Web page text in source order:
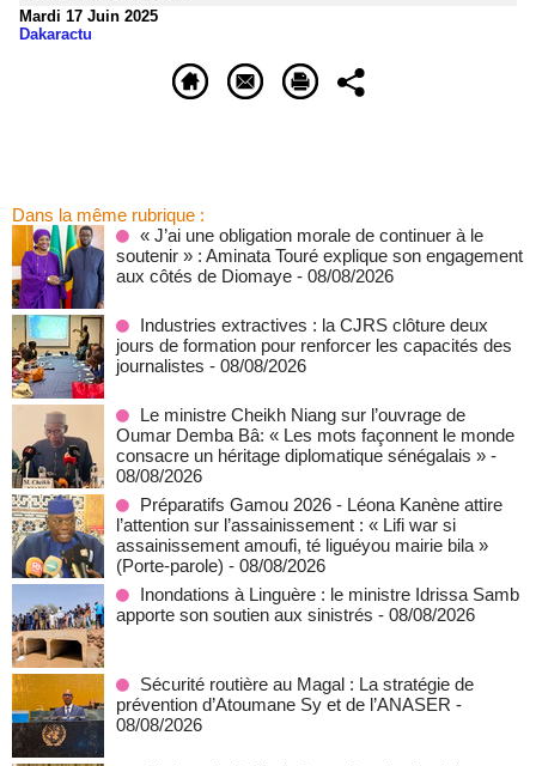
Mardi 17 Juin 2025
Dakaractu
Dans la même rubrique :
« J’ai une obligation morale de continuer à le
soutenir » : Aminata Touré explique son engagement
aux côtés de Diomaye - 08/08/2026
Industries extractives : la CJRS clôture deux
jours de formation pour renforcer les capacités des
journalistes - 08/08/2026
Le ministre Cheikh Niang sur l’ouvrage de
Oumar Demba Bâ: « Les mots façonnent le monde
consacre un héritage diplomatique sénégalais » -
08/08/2026
Préparatifs Gamou 2026 - Léona Kanène attire
l’attention sur l’assainissement : « Lifi war si
assainissement amoufi, té liguéyou mairie bila »
(Porte-parole) - 08/08/2026
Inondations à Linguère : le ministre Idrissa Samb
apporte son soutien aux sinistrés - 08/08/2026
Sécurité routière au Magal : La stratégie de
prévention d’Atoumane Sy et de l’ANASER -
08/08/2026